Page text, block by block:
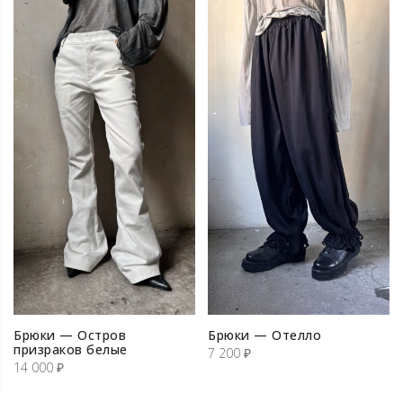
Брюки — Остров
призраков белые
14 000 ₽
Брюки — Отелло
7 200 ₽